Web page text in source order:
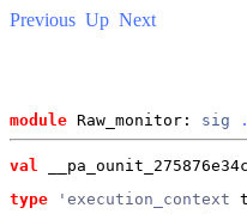
Previous Up Next
module Raw_monitor: sig
val
type
'execution_context